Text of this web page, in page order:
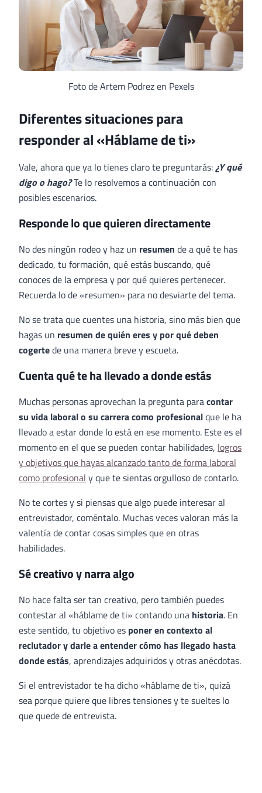
Foto de Artem Podrez en Pexels
Diferentes situaciones para
responder al «Háblame de ti»
Vale, ahora que ya lo tienes claro te preguntarás:¿Y qué
digo o hago?Te lo resolvemos a continuación con
posibles escenarios.
Responde lo que quieren directamente
No des ningún rodeo y haz un resumen de a qué te has
dedicado, tu formación, qué estás buscando, qué
conoces de la empresa y por qué quieres pertenecer.
Recuerda lo de «resumen» para no desviarte del tema.
No se trata que cuentes una historia, sino más bien que
hagas un resumen de quién eres y por qué deben
cogertede una manera breve y escueta.
Cuenta qué te ha llevado a donde estás
Muchas personas aprovechan la pregunta paracontar
su vida laboral o su carrera como profesionalque le ha
llevado a estar donde lo está en ese momento. Este es el
momento en el que se pueden contar habilidades, logros
y objetivos que hayas alcanzado tanto de forma laboral
como profesional y que te sientas orgulloso de contarlo.
No te cortes y si piensas que algo puede interesar al
entrevistador, coméntalo. Muchas veces valoran más la
valentía de contar cosas simples que en otras
habilidades.
Sé creativo y narra algo
No hace falta ser tan creativo, pero también puedes
contestar al «háblame de ti» contando una historia. En
este sentido, tu objetivo es poner en contexto al
reclutador y darle a entender cómo has llegado hasta
donde estás, aprendizajes adquiridos y otras anécdotas.
Si el entrevistador te ha dicho «háblame de ti», quizá
sea porque quiere que libres tensiones y te sueltes lo
que quede de entrevista.